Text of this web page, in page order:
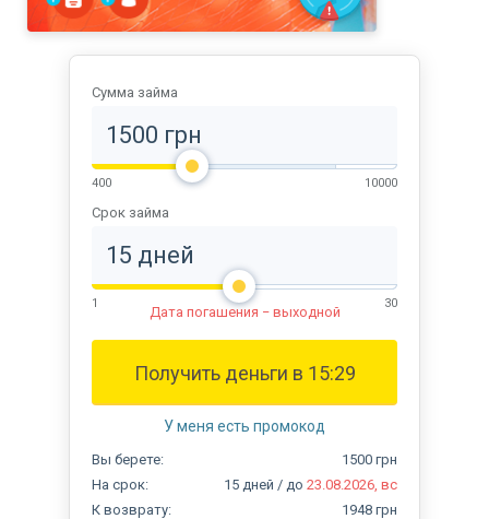
Сумма займа
400 10000
Срок займа
1 30
Дата погашения − выходной
Получить деньги в 15:29
У меня есть промокод
Вы берете: 1500 грн
На срок: 15 дней / до 23.08.2026, вс
К возврату: 1948 грн